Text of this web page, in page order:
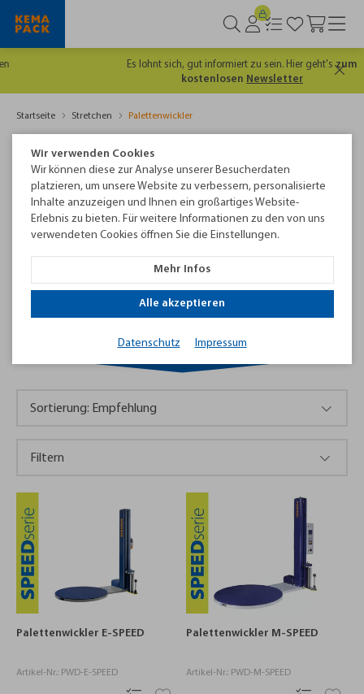
Es lohnt sich, gut informiert zu sein. Hier geht'szum
kostenlosenNewsletter
Startseite Stretchen Palettenwickler
Palettenwickler mit Drehteller
Drehtellerwickler sind die einfachste und bekannteste Art,
Paletten mit Stretchfolie als Transportsicherung zu umwickeln.
Sie sind individuell auf die Anforderungen an den
jede Anwendung gibt es den perfekt passenden
Stretchwickler. Und wenn nicht, lassen wir uns etwas für Sie
Passendes Produkt finden
Filtern
Palettenwickler E-SPEED
Artikel-Nr.: PWD-E-SPEED
Palettenwickler M-SPEED
Artikel-Nr.: PWD-M-SPEED
Wir verwenden Cookies
Wir können diese zur Analyse unserer Besucherdaten
platzieren, um unsere Website zu verbessern, personalisierte
Inhalte anzuzeigen und Ihnen ein großartiges Website-
Erlebnis zu bieten. Für weitere Informationen zu den von uns
verwendeten Cookies öffnen Sie die Einstellungen.
Mehr Infos
Alle akzeptieren
Datenschutz Impressum